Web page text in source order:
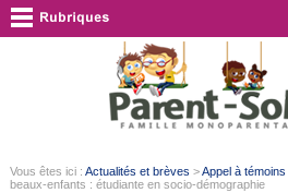
Vous êtes ici : Actualités et brèves >Appel à témoins
beaux-enfants : étudiante en socio-démographie